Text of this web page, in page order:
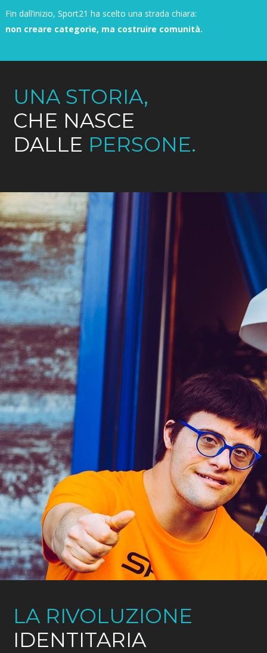
Fin dall’inizio, Sport21 ha scelto una strada chiara:
non creare categorie, ma costruire comunità.
UNA STORIA,
CHE NASCE
DALLE PERSONE.
LA RIVOLUZIONE
IDENTITARIA